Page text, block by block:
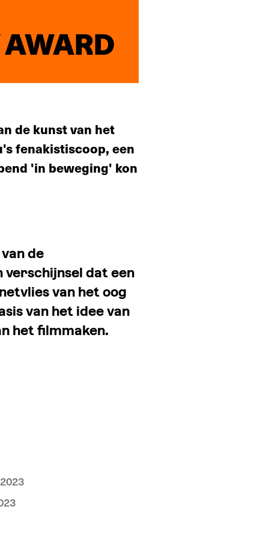
AWARD
de kunst van het
fenakistiscoop, een
'in beweging' kon
de
dat een
van het oog
van het idee van
het filmmaken.